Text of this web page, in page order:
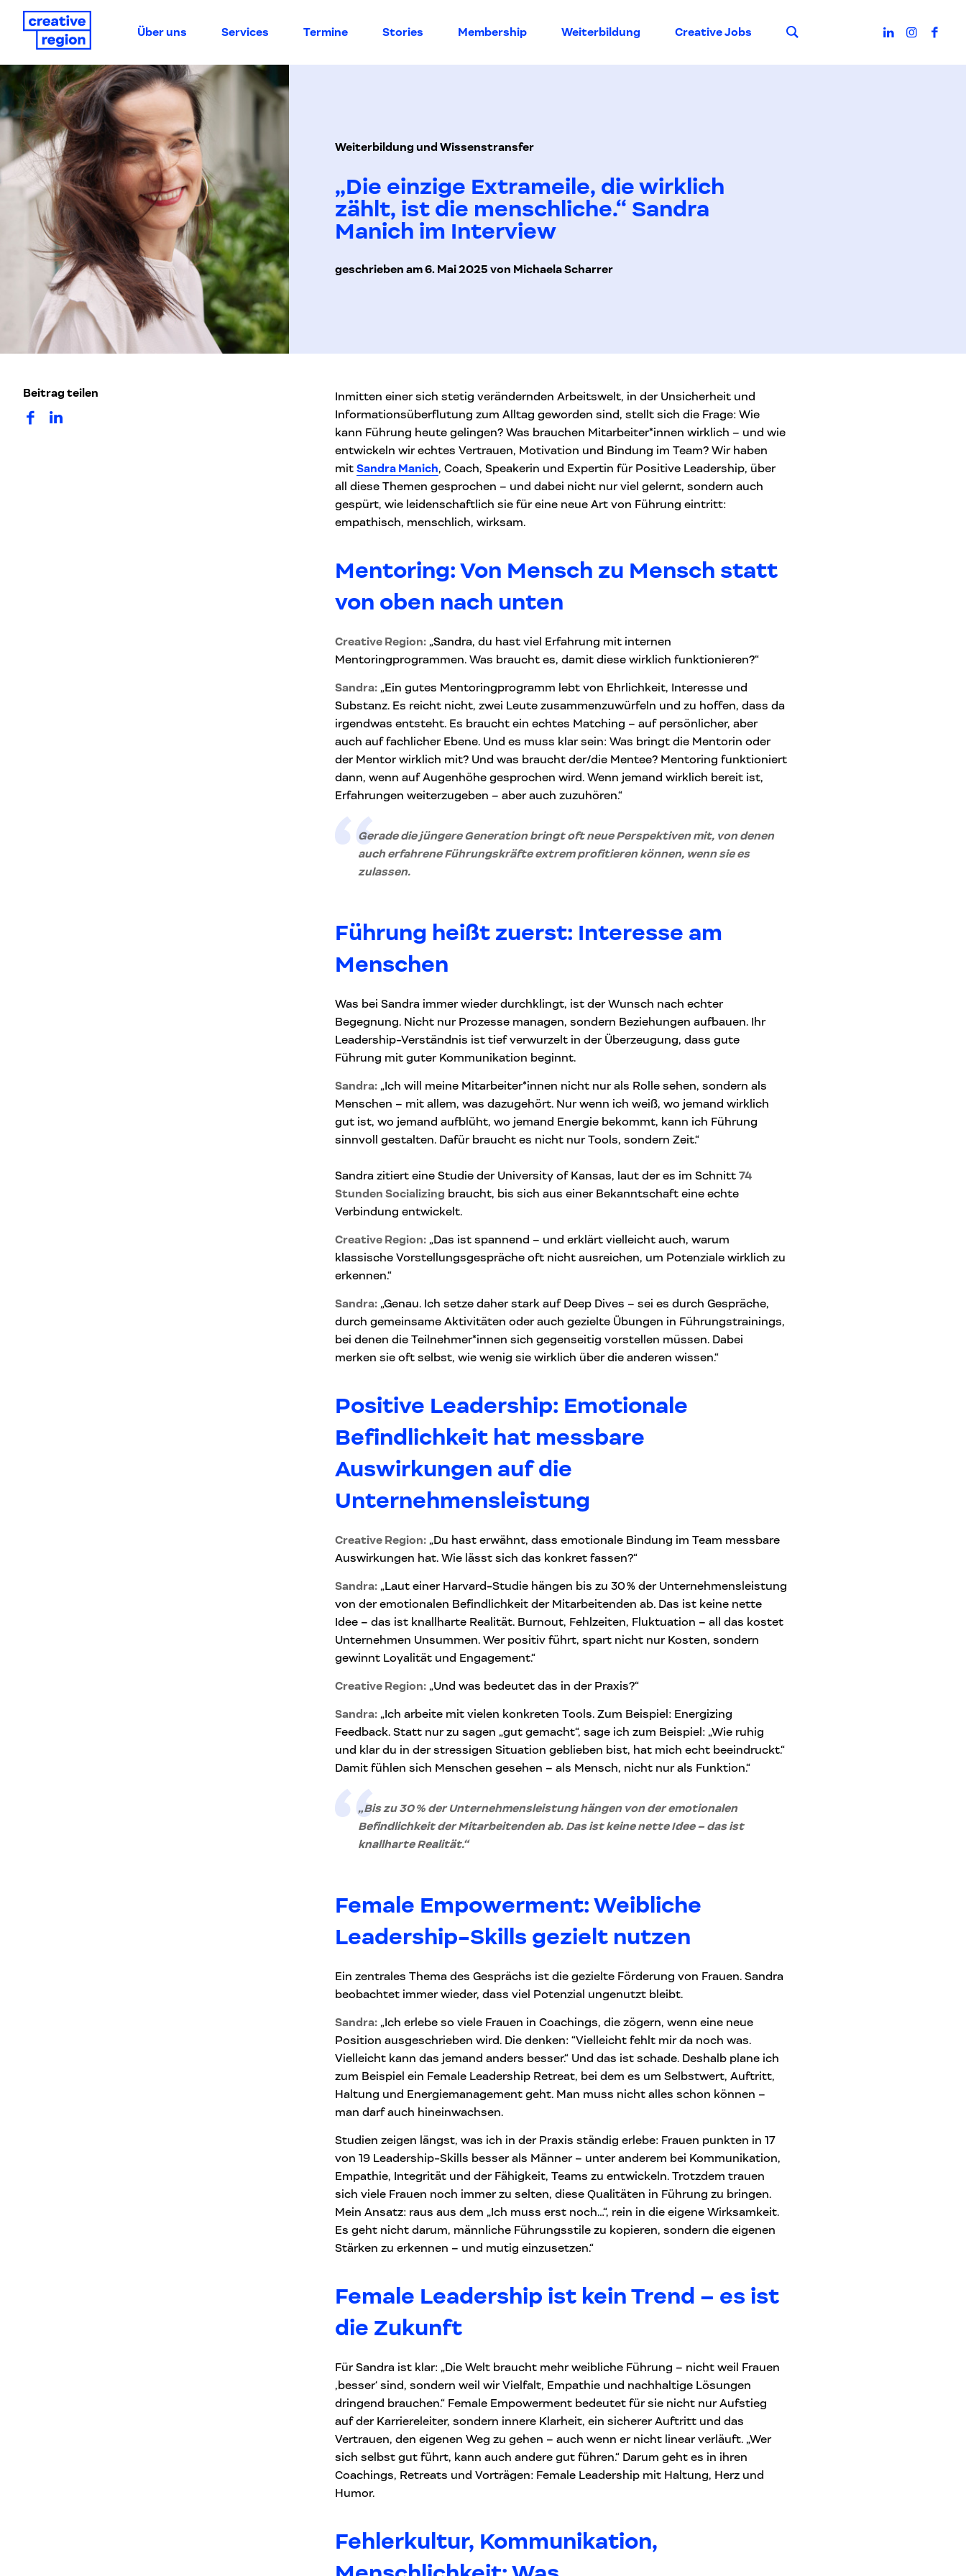
Über uns Services Termine Stories Membership Weiterbildung Creative Jobs Suche
Weiterbildung und Wissenstransfer
„Die einzige Extrameile, die wirklich
zählt, ist die menschliche.“ Sandra
Manich im Interview
geschrieben am 6. Mai 2025 von Michaela Scharrer
Beitrag teilen
auf Facebook teilen
auf LinkedIn teilen
Inmitten einer sich stetig verändernden Arbeitswelt, in der Unsicherheit und
Informationsüberflutung zum Alltag geworden sind, stellt sich die Frage: Wie
kann Führung heute gelingen? Was brauchen Mitarbeiter*innen wirklich – und wie
entwickeln wir echtes Vertrauen, Motivation und Bindung im Team? Wir haben
mit Sandra Manich, Coach, Speakerin und Expertin für Positive Leadership, über
all diese Themen gesprochen – und dabei nicht nur viel gelernt, sondern auch
gespürt, wie leidenschaftlich sie für eine neue Art von Führung eintritt:
empathisch, menschlich, wirksam.
Mentoring: Von Mensch zu Mensch statt
von oben nach unten
Creative Region:„Sandra, du hast viel Erfahrung mit internen
Mentoringprogrammen. Was braucht es, damit diese wirklich funktionieren?“
Sandra:„Ein gutes Mentoringprogramm lebt von Ehrlichkeit, Interesse und
Substanz. Es reicht nicht, zwei Leute zusammenzuwürfeln und zu hoffen, dass da
irgendwas entsteht. Es braucht ein echtes Matching – auf persönlicher, aber
auch auf fachlicher Ebene. Und es muss klar sein: Was bringt die Mentorin oder
der Mentor wirklich mit? Und was braucht der/die Mentee? Mentoring funktioniert
dann, wenn auf Augenhöhe gesprochen wird. Wenn jemand wirklich bereit ist,
Erfahrungen weiterzugeben – aber auch zuzuhören.“
Gerade die jüngere Generation bringt oft neue Perspektiven mit, von denen
auch erfahrene Führungskräfte extrem profitieren können, wenn sie es
zulassen.
Führung heißt zuerst: Interesse am
Menschen
Was bei Sandra immer wieder durchklingt, ist der Wunsch nach echter
Begegnung. Nicht nur Prozesse managen, sondern Beziehungen aufbauen. Ihr
Leadership-Verständnis ist tief verwurzelt in der Überzeugung, dass gute
Führung mit guter Kommunikation beginnt.
Sandra:„Ich will meine Mitarbeiter*innen nicht nur als Rolle sehen, sondern als
Menschen – mit allem, was dazugehört. Nur wenn ich weiß, wo jemand wirklich
gut ist, wo jemand aufblüht, wo jemand Energie bekommt, kann ich Führung
sinnvoll gestalten. Dafür braucht es nicht nur Tools, sondern Zeit.“
Sandra zitiert eine Studie der University of Kansas, laut der es im Schnitt 74
Stunden Socializing braucht, bis sich aus einer Bekanntschaft eine echte
Verbindung entwickelt.
Creative Region:„Das ist spannend – und erklärt vielleicht auch, warum
klassische Vorstellungsgespräche oft nicht ausreichen, um Potenziale wirklich zu
erkennen.“
Sandra:„Genau. Ich setze daher stark auf Deep Dives – sei es durch Gespräche,
durch gemeinsame Aktivitäten oder auch gezielte Übungen in Führungstrainings,
bei denen die Teilnehmer*innen sich gegenseitig vorstellen müssen. Dabei
merken sie oft selbst, wie wenig sie wirklich über die anderen wissen.“
Positive Leadership: Emotionale
Befindlichkeit hat messbare
Auswirkungen auf die
Unternehmensleistung
Creative Region:„Du hast erwähnt, dass emotionale Bindung im Team messbare
Auswirkungen hat. Wie lässt sich das konkret fassen?“
Sandra:„Laut einer Harvard-Studie hängen bis zu 30 % der Unternehmensleistung
von der emotionalen Befindlichkeit der Mitarbeitenden ab. Das ist keine nette
Idee – das ist knallharte Realität. Burnout, Fehlzeiten, Fluktuation – all das kostet
Unternehmen Unsummen. Wer positiv führt, spart nicht nur Kosten, sondern
gewinnt Loyalität und Engagement.“
Creative Region:„Und was bedeutet das in der Praxis?“
Sandra:„Ich arbeite mit vielen konkreten Tools. Zum Beispiel: Energizing
Feedback. Statt nur zu sagen „gut gemacht“, sage ich zum Beispiel: „Wie ruhig
und klar du in der stressigen Situation geblieben bist, hat mich echt beeindruckt.“
Damit fühlen sich Menschen gesehen – als Mensch, nicht nur als Funktion.“
„Bis zu 30 % der Unternehmensleistung hängen von der emotionalen
Befindlichkeit der Mitarbeitenden ab. Das ist keine nette Idee – das ist
knallharte Realität.“
Female Empowerment:Weibliche
Leadership-Skills gezielt nutzen
Ein zentrales Thema des Gesprächs ist die gezielte Förderung von Frauen. Sandra
beobachtet immer wieder, dass viel Potenzial ungenutzt bleibt.
Sandra:„Ich erlebe so viele Frauen in Coachings, die zögern, wenn eine neue
Position ausgeschrieben wird. Die denken: “Vielleicht fehlt mir da noch was.
Vielleicht kann das jemand anders besser.“ Und das ist schade. Deshalb plane ich
zum Beispiel ein Female Leadership Retreat, bei dem es um Selbstwert, Auftritt,
Haltung und Energiemanagement geht. Man muss nicht alles schon können –
man darf auch hineinwachsen.
Studien zeigen längst, was ich in der Praxis ständig erlebe: Frauen punkten in 17
von 19 Leadership-Skills besser als Männer – unter anderem bei Kommunikation,
Empathie, Integrität und der Fähigkeit, Teams zu entwickeln. Trotzdem trauen
sich viele Frauen noch immer zu selten, diese Qualitäten in Führung zu bringen.
Mein Ansatz: raus aus dem „Ich muss erst noch…“, rein in die eigene Wirksamkeit.
Es geht nicht darum, männliche Führungsstile zu kopieren, sondern die eigenen
Stärken zu erkennen – und mutig einzusetzen.“
Female Leadership ist kein Trend – es ist
die Zukunft
Für Sandra ist klar: „Die Welt braucht mehr weibliche Führung – nicht weil Frauen
‚besser‘ sind, sondern weil wir Vielfalt, Empathie und nachhaltige Lösungen
dringend brauchen.“ Female Empowerment bedeutet für sie nicht nur Aufstieg
auf der Karriereleiter, sondern innere Klarheit, ein sicherer Auftritt und das
Vertrauen, den eigenen Weg zu gehen – auch wenn er nicht linear verläuft. „Wer
sich selbst gut führt, kann auch andere gut führen.“ Darum geht es in ihren
Coachings, Retreats und Vorträgen: Female Leadership mit Haltung, Herz und
Humor.
Fehlerkultur, Kommunikation,